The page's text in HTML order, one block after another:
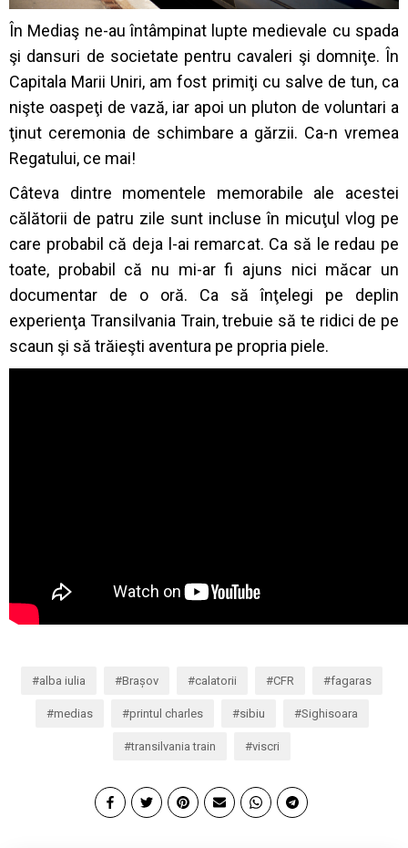
În Mediaş ne-au întâmpinat lupte medievale cu spada
şi dansuri de societate pentru cavaleri şi domniţe. În
Capitala Marii Uniri, am fost primiţi cu salve de tun, ca
nişte oaspeţi de vază, iar apoi un pluton de voluntari a
ţinut ceremonia de schimbare a gărzii. Ca-n vremea
Regatului, ce mai!
Câteva dintre momentele memorabile ale acestei
călătorii de patru zile sunt incluse în micuţul vlog pe
care probabil că deja l-ai remarcat. Ca să le redau pe
toate, probabil că nu mi-ar fi ajuns nici măcar un
documentar de o oră. Ca să înţelegi pe deplin
experienţa Transilvania Train, trebuie să te ridici de pe
scaun şi să trăieşti aventura pe propria piele.
alba iulia Brașov calatorii CFR fagaras
medias printul charles sibiu Sighisoara
transilvania train viscri